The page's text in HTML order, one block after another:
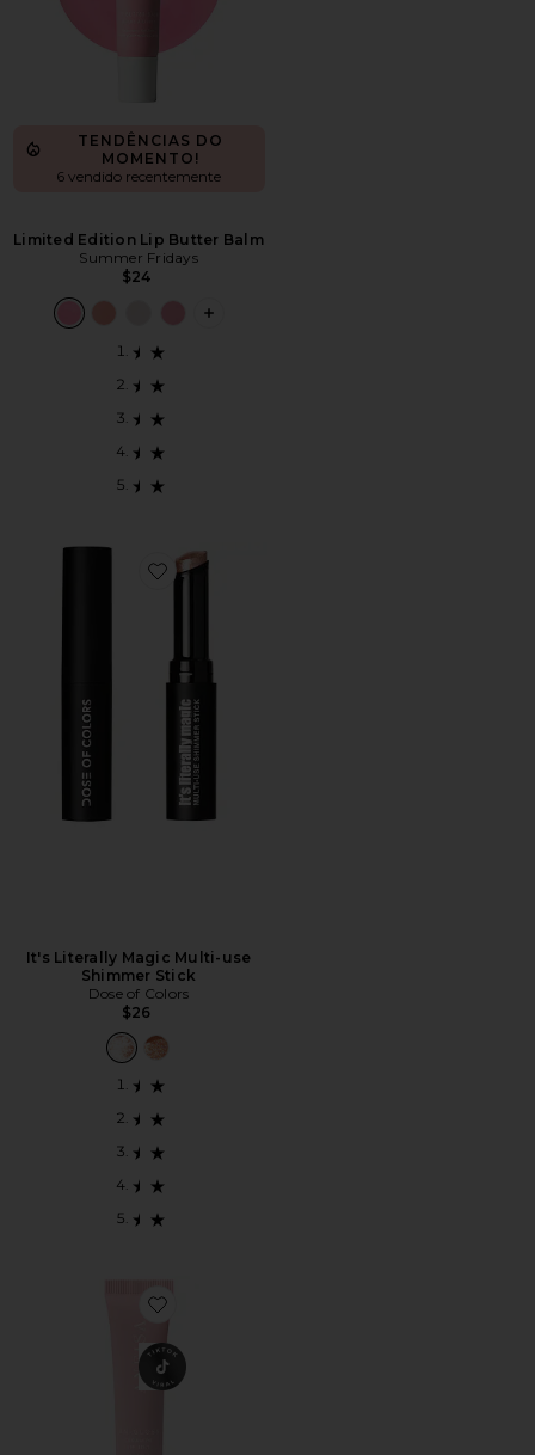
TENDÊNCIAS DO
MOMENTO!
6 vendido recentemente
Limited Edition Lip Butter Balm
Summer Fridays
$24
PLUS ICON TO SEE MORE OPTIONS
Favorite It's Literally Magic Multi-use Shimmer Stick
It's Literally Magic Multi-use
Shimmer Stick
Dose of Colors
$26
Favorite AN-GLOSS Ceramide Lip Tint